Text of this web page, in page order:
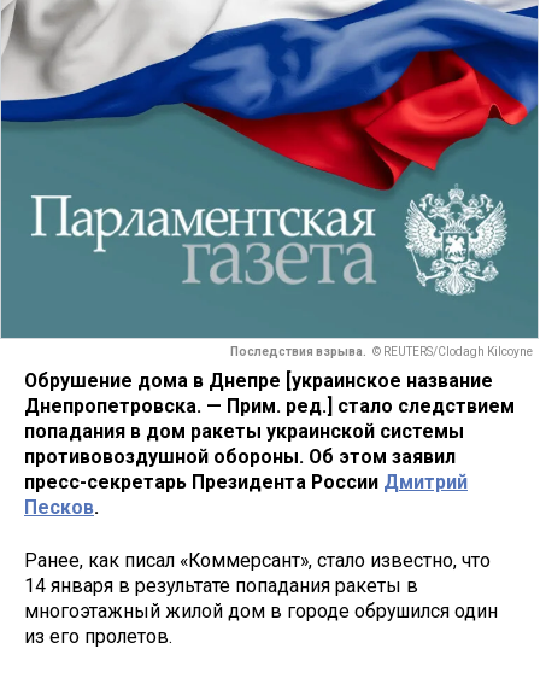
Последствия взрыва. © REUTERS/Clodagh Kilcoyne
Обрушение дома в Днепре [украинское название
Днепропетровска. — Прим. ред.] стало следствием
попадания в дом ракеты украинской системы
противовоздушной обороны. Об этом заявил
пресс-секретарь Президента России Дмитрий
Песков.
Ранее, как писал «Коммерсант», стало известно, что
14 января в результате попадания ракеты в
многоэтажный жилой дом в городе обрушился один
из его пролетов.